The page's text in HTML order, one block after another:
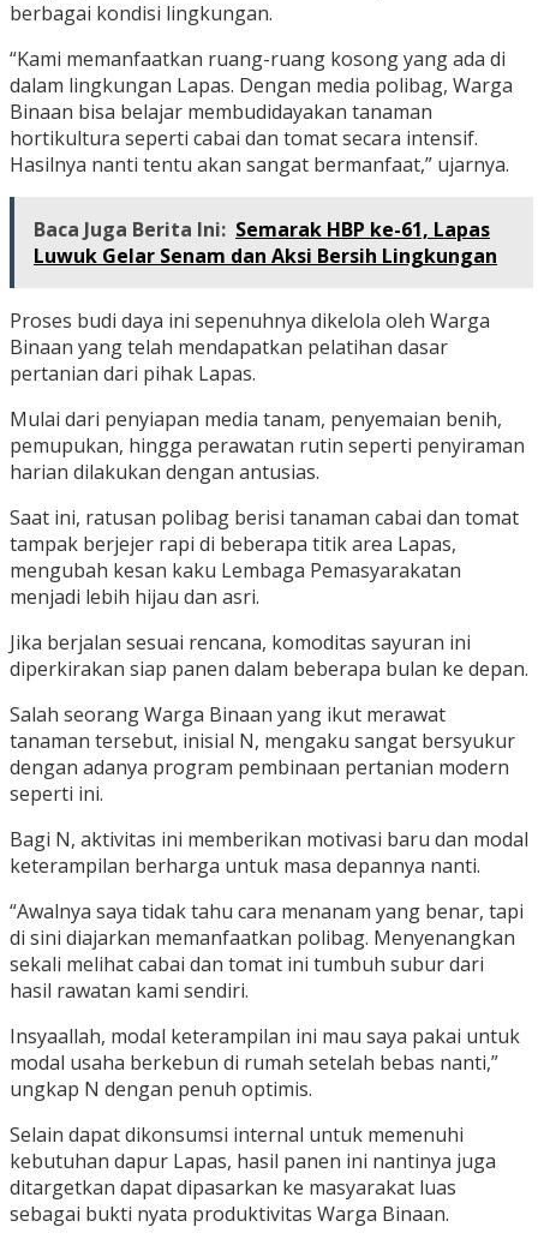
berbagai kondisi lingkungan.
“Kami memanfaatkan ruang-ruang kosong yang ada di
dalam lingkungan Lapas. Dengan media polibag, Warga
Binaan bisa belajar membudidayakan tanaman
hortikultura seperti cabai dan tomat secara intensif.
Hasilnya nanti tentu akan sangat bermanfaat,” ujarnya.
Baca Juga Berita Ini: Semarak HBP ke-61, Lapas
Luwuk Gelar Senam dan Aksi Bersih Lingkungan
Proses budi daya ini sepenuhnya dikelola oleh Warga
Binaan yang telah mendapatkan pelatihan dasar
pertanian dari pihak Lapas.
Mulai dari penyiapan media tanam, penyemaian benih,
pemupukan, hingga perawatan rutin seperti penyiraman
harian dilakukan dengan antusias.
Saat ini, ratusan polibag berisi tanaman cabai dan tomat
tampak berjejer rapi di beberapa titik area Lapas,
mengubah kesan kaku Lembaga Pemasyarakatan
menjadi lebih hijau dan asri.
Jika berjalan sesuai rencana, komoditas sayuran ini
diperkirakan siap panen dalam beberapa bulan ke depan.
Salah seorang Warga Binaan yang ikut merawat
tanaman tersebut, inisial N, mengaku sangat bersyukur
dengan adanya program pembinaan pertanian modern
seperti ini.
Bagi N, aktivitas ini memberikan motivasi baru dan modal
keterampilan berharga untuk masa depannya nanti.
“Awalnya saya tidak tahu cara menanam yang benar, tapi
di sini diajarkan memanfaatkan polibag. Menyenangkan
sekali melihat cabai dan tomat ini tumbuh subur dari
hasil rawatan kami sendiri.
Insyaallah, modal keterampilan ini mau saya pakai untuk
modal usaha berkebun di rumah setelah bebas nanti,”
ungkap N dengan penuh optimis.
Selain dapat dikonsumsi internal untuk memenuhi
kebutuhan dapur Lapas, hasil panen ini nantinya juga
ditargetkan dapat dipasarkan ke masyarakat luas
sebagai bukti nyata produktivitas Warga Binaan.